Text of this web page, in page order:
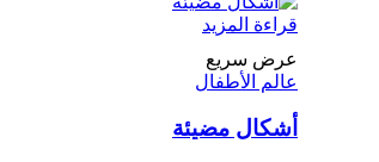
قراءة المزيد
عرض سريع
عالم الأطفال
أشكال مضيئة